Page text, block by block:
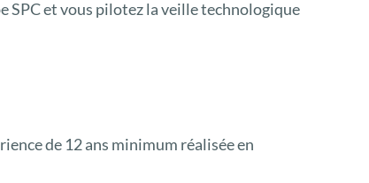
SPC et vous pilotez la veille technologique
de 12 ans minimum réalisée en